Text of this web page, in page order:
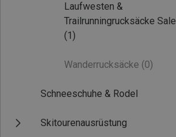
Laufwesten &
Trailrunningrucksäcke Sale
(1)
Wanderrucksäcke (0)
Schneeschuhe & Rodel
Skitourenausrüstung